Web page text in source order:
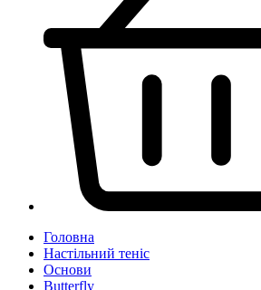
Головна
Настільний теніс
Основи
Butterfly